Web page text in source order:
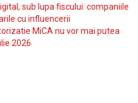
sub lupa fiscului: companiile
cu influencerii
MiCA nu vor mai putea
2026